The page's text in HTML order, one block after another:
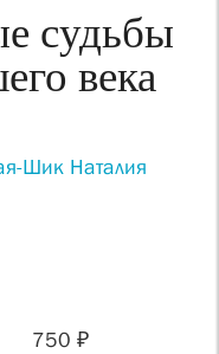
судьбы
века
Шик Наталия
750 ₽